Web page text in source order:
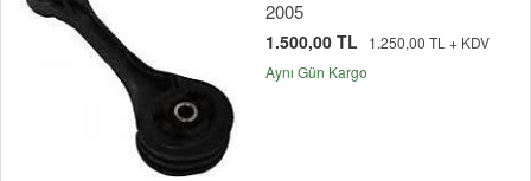
2005
1.500,00 TL
1.250,00 TL + KDV
Aynı Gün Kargo